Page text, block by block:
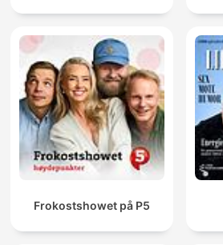
Frokostshowet på P5